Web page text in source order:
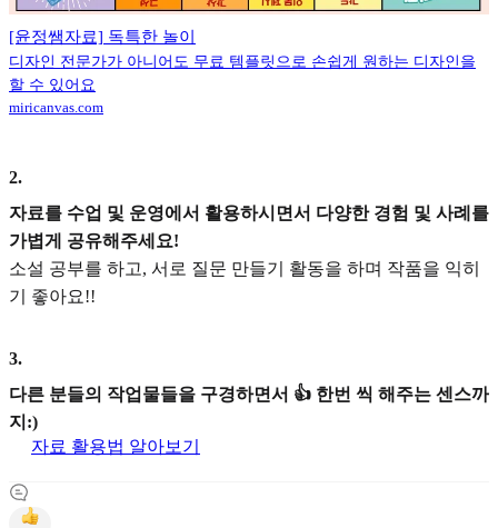
[윤정쌤자료] 독특한 놀이
디자인 전문가가 아니어도 무료 템플릿으로 손쉽게 원하는 디자인을
할 수 있어요
miricanvas.com
2.
자료를 수업 및 운영에서 활용하시면서 다양한 경험 및 사례를
가볍게 공유해주세요!
소설 공부를 하고, 서로 질문 만들기 활동을 하며 작품을 익히
기 좋아요!!
3.
다른 분들의 작업물들을 구경하면서 👍 한번 씩 해주는 센스까
지:)
자료 활용법 알아보기